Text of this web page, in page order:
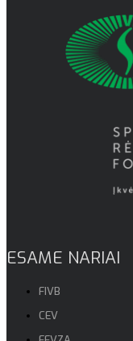
ESAME NARIAI
FIVB
CEV